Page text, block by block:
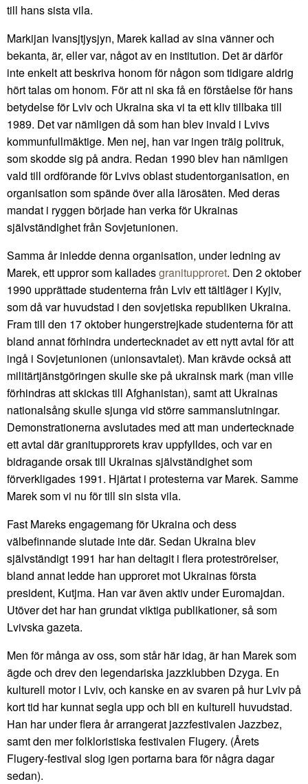
till hans sista vila.
Markijan Ivansjtjysjyn, Marek kallad av sina vänner och
bekanta, är, eller var, något av en institution. Det är därför
inte enkelt att beskriva honom för någon som tidigare aldrig
hört talas om honom. För att ni ska få en förståelse för hans
betydelse för Lviv och Ukraina ska vi ta ett kliv tillbaka till
1989. Det var nämligen då som han blev invald i Lvivs
kommunfullmäktige. Men nej, han var ingen träig politruk,
som skodde sig på andra. Redan 1990 blev han nämligen
vald till ordförande för Lvivs oblast studentorganisation, en
organisation som spände över alla lärosäten. Med deras
mandat i ryggen började han verka för Ukrainas
självständighet från Sovjetunionen.
Samma år inledde denna organisation, under ledning av
Marek, ett uppror som kalladesgranitupproret. Den 2 oktober
1990 upprättade studenterna från Lviv ett tältläger i Kyjiv,
som då var huvudstad i den sovjetiska republiken Ukraina.
Fram till den 17 oktober hungerstrejkade studenterna för att
bland annat förhindra undertecknadet av ett nytt avtal för att
ingå i Sovjetunionen (unionsavtalet). Man krävde också att
militärtjänstgöringen skulle ske på ukrainsk mark (man ville
förhindras att skickas till Afghanistan), samt att Ukrainas
nationalsång skulle sjunga vid större sammanslutningar.
Demonstrationerna avslutades med att man undertecknade
ett avtal där granitupprorets krav uppfylldes, och var en
bidragande orsak till Ukrainas självständighet som
förverkligades 1991. Hjärtat i protesterna var Marek. Samme
Marek som vi nu för till sin sista vila.
Fast Mareks engagemang för Ukraina och dess
välbefinnande slutade inte där. Sedan Ukraina blev
självständigt 1991 har han deltagit i flera proteströrelser,
bland annat ledde han upproret mot Ukrainas första
president, Kutjma. Han var även aktiv under Euromajdan.
Utöver det har han grundat viktiga publikationer, så som
Lvivska gazeta.
Men för många av oss, som står här idag, är han Marek som
ägde och drev den legendariska jazzklubben Dzyga. En
kulturell motor i Lviv, och kanske en av svaren på hur Lviv på
kort tid har kunnat segla upp och bli en kulturell huvudstad.
Han har under flera år arrangerat jazzfestivalen Jazzbez,
samt den mer folkloristiska festivalen Flugery. (Årets
Flugery-festival slog igen portarna bara för några dagar
sedan).